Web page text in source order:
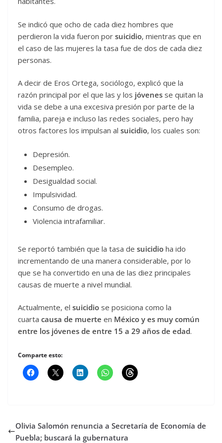
Se indicó que ocho de cada diez hombres que
perdieron la vida fueron por suicidio, mientras que en
el caso de las mujeres la tasa fue de dos de cada diez
personas.
A decir de Eros Ortega, sociólogo, explicó que la
razón principal por el que las y los jóvenes se quitan la
vida se debe a una excesiva presión por parte de la
familia, pareja e incluso las redes sociales, pero hay
otros factores los impulsan al suicidio, los cuales son:
Depresión.
Desempleo.
Desigualdad social.
Impulsividad.
Consumo de drogas.
Violencia intrafamiliar.
Se reportó también que la tasa de suicidio ha ido
incrementando de una manera considerable, por lo
que se ha convertido en una de las diez principales
causas de muerte a nivel mundial.
Actualmente, el suicidio se posiciona como la
cuarta causa de muerte en México y es muy común
entre los jóvenes de entre 15 a 29 años de edad.
Comparte esto:
Olivia Salomón renuncia a Secretaría de Economía de
Puebla; buscará la gubernatura